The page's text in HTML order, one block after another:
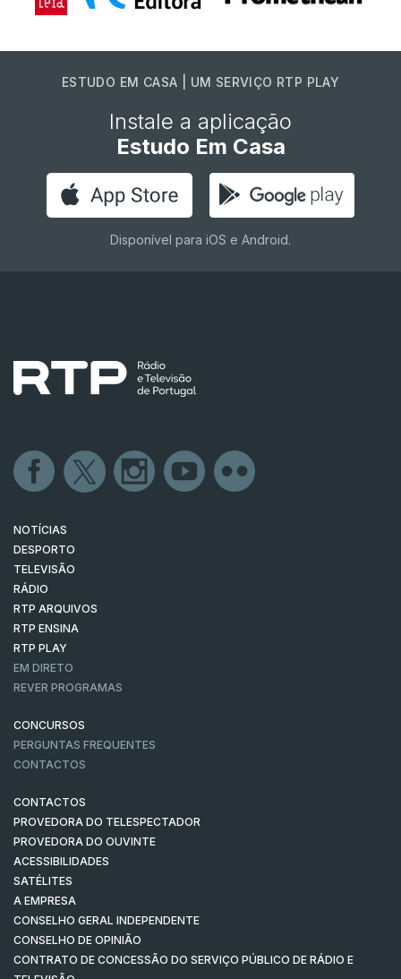
ESTUDO EM CASA | UM SERVIÇO RTP PLAY
Instale a aplicação
Estudo Em Casa
Disponível para iOS e Android.
NOTÍCIAS
DESPORTO
TELEVISÃO
RÁDIO
RTP ARQUIVOS
RTP ENSINA
RTP PLAY
EM DIRETO
REVER PROGRAMAS
CONCURSOS
PERGUNTAS FREQUENTES
CONTACTOS
CONTACTOS
PROVEDORA DO TELESPECTADOR
PROVEDORA DO OUVINTE
ACESSIBILIDADES
SATÉLITES
A EMPRESA
CONSELHO GERAL INDEPENDENTE
CONSELHO DE OPINIÃO
CONTRATO DE CONCESSÃO DO SERVIÇO PÚBLICO DE RÁDIO E